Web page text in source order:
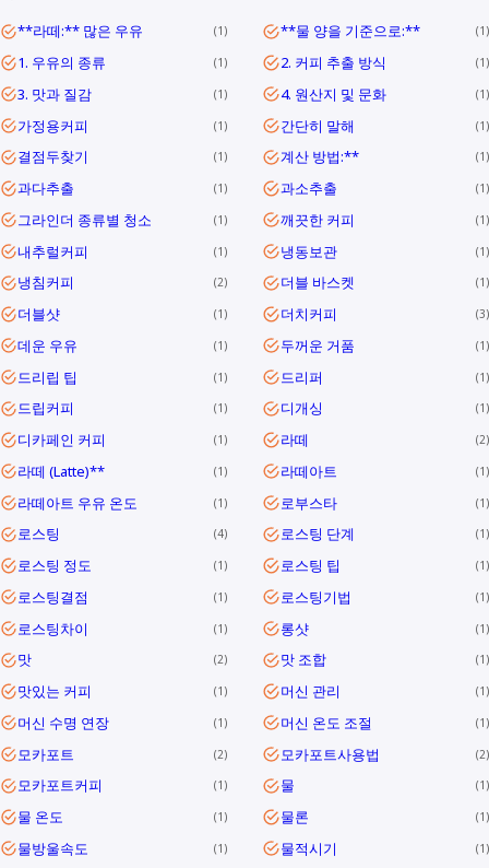
**라떼:** 많은 우유
1 **물 양을 기준으로:** 1
1. 우유의 종류 1 2. 커피 추출 방식 1
3. 맛과 질감 1 4. 원산지 및 문화 1
가정용커피 1 간단히 말해 1
결점두찾기 1 계산 방법:** 1
과다추출 1 과소추출 1
그라인더 종류별 청소 1 깨끗한 커피 1
내추럴커피 1 냉동보관 1
냉침커피 2 더블 바스켓 1
더블샷 1 더치커피 3
데운 우유 1 두꺼운 거품 1
드리립 팁 1 드리퍼 1
드립커피 1 디개싱 1
디카페인 커피 1 라떼 2
라떼 (Latte)** 1 라떼아트 1
라떼아트 우유 온도 1 로부스타 1
로스팅 4 로스팅 단계 1
로스팅 정도 1 로스팅 팁 1
로스팅결점 1 로스팅기법 1
로스팅차이 1 롱샷 1
맛 2 맛 조합 1
맛있는 커피 1 머신 관리 1
머신 수명 연장 1 머신 온도 조절 1
모카포트 2 모카포트사용법 2
모카포트커피 1 물 1
물 온도 1 물론 1
물방울속도 1 물적시기 1